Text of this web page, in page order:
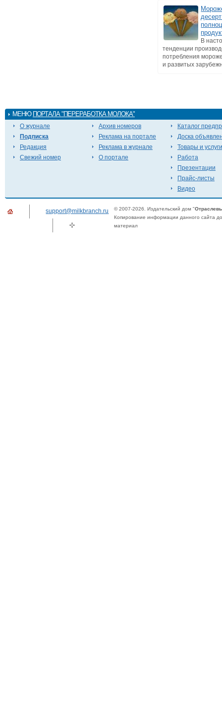
В
тенденции
потребления
и развитых
МЕНЮ ПОРТАЛА "ПЕРЕРАБОТКА МОЛОКА"
О журнале
Подписка
Редакция
Свежий номер
Архив номеров
Реклама на портале
Реклама в журнале
О портале
Каталог
Доска
Товары и услуги
Работа
Презентации
Прайс-листы
Видео
support@milkbranch.ru © 2007-2026. Издательский дом "
Копирование информации данного сайта
материал